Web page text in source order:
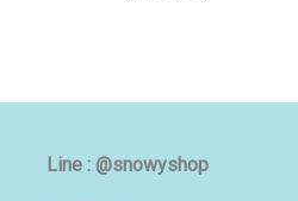
Line : @snowyshop